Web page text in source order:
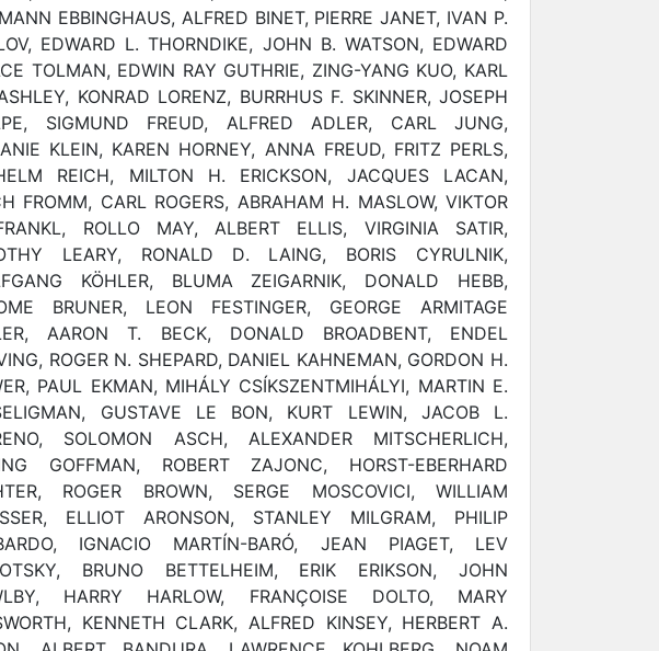
EBBINGHAUS, ALFRED BINET, PIERRE JANET, IVAN P.
EDWARD L. THORNDIKE, JOHN B. WATSON, EDWARD
TOLMAN, EDWIN RAY GUTHRIE, ZING-YANG KUO, KARL
KONRAD LORENZ, BURRHUS F. SKINNER, JOSEPH
SIGMUND FREUD, ALFRED ADLER, CARL JUNG,
KLEIN, KAREN HORNEY, ANNA FREUD, FRITZ PERLS,
REICH, MILTON H. ERICKSON, JACQUES LACAN,
FROMM, CARL ROGERS, ABRAHAM H. MASLOW, VIKTOR
ROLLO MAY, ALBERT ELLIS, VIRGINIA SATIR,
LEARY, RONALD D. LAING, BORIS CYRULNIK,
KÖHLER, BLUMA ZEIGARNIK, DONALD HEBB,
BRUNER, LEON FESTINGER, GEORGE ARMITAGE
AARON T. BECK, DONALD BROADBENT, ENDEL
ROGER N. SHEPARD, DANIEL KAHNEMAN, GORDON H.
PAUL EKMAN, MIHÁLY CSÍKSZENTMIHÁLYI, MARTIN E.
GUSTAVE LE BON, KURT LEWIN, JACOB L.
SOLOMON ASCH, ALEXANDER MITSCHERLICH,
GOFFMAN, ROBERT ZAJONC, HORST-EBERHARD
ROGER BROWN, SERGE MOSCOVICI, WILLIAM
ELLIOT ARONSON, STANLEY MILGRAM, PHILIP
IGNACIO MARTÍN-BARÓ, JEAN PIAGET, LEV
BRUNO BETTELHEIM, ERIK ERIKSON, JOHN
HARRY HARLOW, FRANÇOISE DOLTO, MARY
KENNETH CLARK, ALFRED KINSEY, HERBERT A.